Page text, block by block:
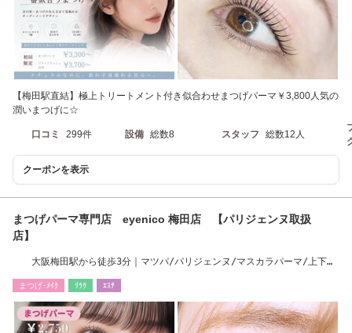
【梅田駅直結】極上トリートメント付き似合わせまつげパーマ￥3,800人気の
潤いまつげに☆
口コミ 299件 設備 総数8 スタッフ 総数12人
クーポンを表示
まつげパーマ専門店 eyenico 梅田店 【パリジェンヌ取扱
店】
大阪梅田駅から徒歩3分｜マツパ/パリジェンヌ/マスカラパーマ/上下ま
まつげ･ﾒｲｸ ﾘﾗｸ ｴｽﾃ